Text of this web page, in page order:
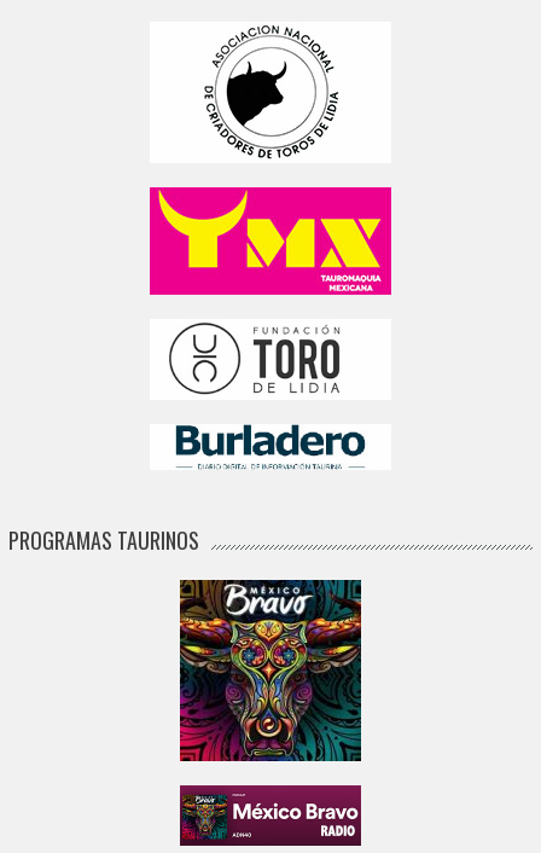
PROGRAMAS TAURINOS